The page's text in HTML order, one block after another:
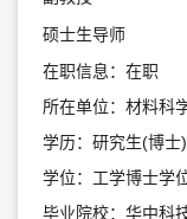
硕士生导师
在职信息：在职
所在单位：材料科
学历：研究生(博士
学位：工学博士学
毕业院校：华中科